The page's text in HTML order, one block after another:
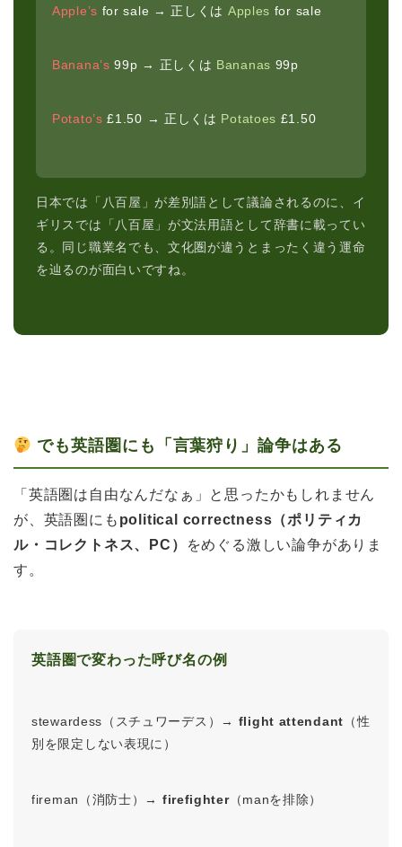
Apple’s for sale → 正しくは Apples for sale
Banana’s 99p → 正しくは Bananas 99p
Potato’s £1.50 → 正しくは Potatoes £1.50
日本では「八百屋」が差別語として議論されるのに、イ
ギリスでは「八百屋」が文法用語として辞書に載ってい
る。同じ職業名でも、文化圏が違うとまったく違う運命
を辿るのが面白いですね。
でも英語圏にも「言葉狩り」論争はある
「英語圏は自由なんだなぁ」と思ったかもしれません
が、英語圏にも political correctness（ポリティカ
ル・コレクトネス、PC）
をめぐる激しい論争がありま
す。
英語圏で変わった呼び名の例
stewardess（スチュワーデス）→ flight attendant （性
別を限定しない表現に）
fireman（消防士）→ firefighter（manを排除）